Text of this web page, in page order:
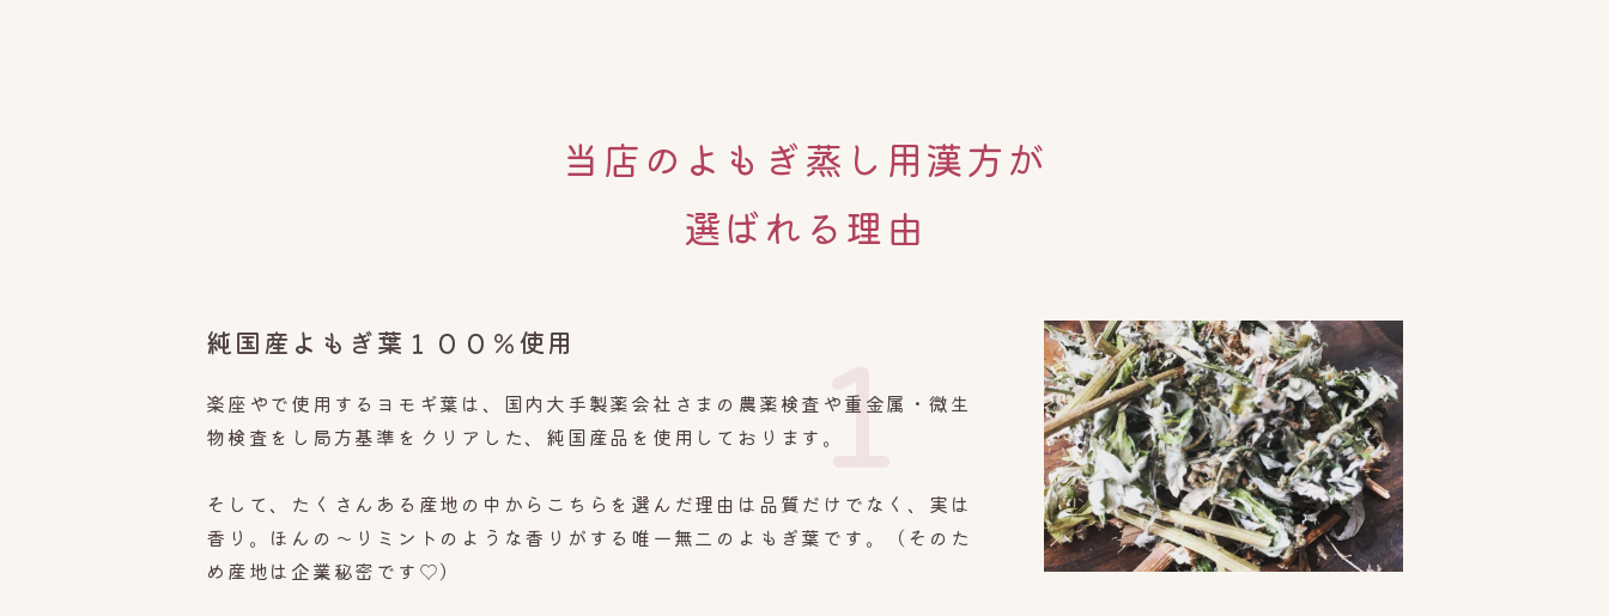
当店のよもぎ蒸し用漢方が
選ばれる理由
純国産よもぎ葉１００％使用 1
楽座やで使用するヨモギ葉は、国内大手製薬会社さまの農薬検査や重金属・微生
物検査をし局方基準をクリアした、純国産品を使用しております。
そして、たくさんある産地の中からこちらを選んだ理由は品質だけでなく、実は
香り。ほんの〜りミントのような香りがする唯一無二のよもぎ葉です。（そのた
め産地は企業秘密です♡）